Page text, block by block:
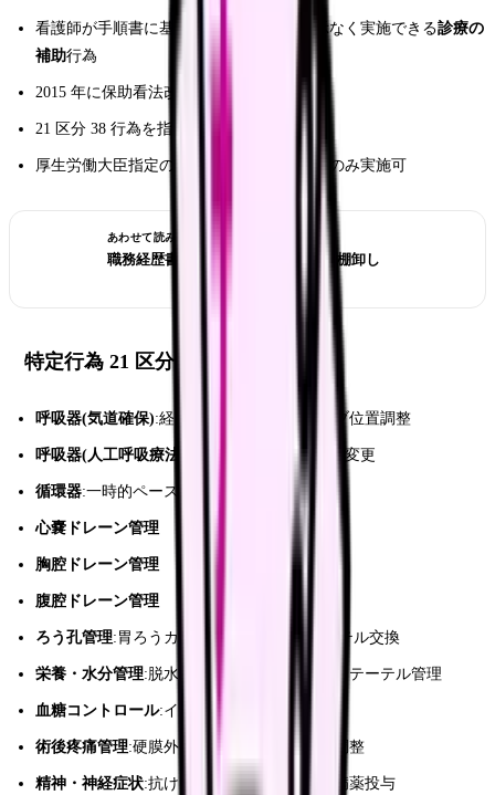
看護師が手順書に基づき、医師の直接指示なく実施できる診療の
補助行為
2015 年に保助看法改正で創設
21 区分 38 行為を指定
厚生労働大臣指定の研修を修了した看護師のみ実施可
あわせて読みたい
職務経歴書の作成｜看護師のスキル棚卸し
特定行為 21 区分 38 行為(主要)
呼吸器(気道確保):経口/経鼻気管挿管チューブ位置調整
呼吸器(人工呼吸療法) :侵襲的陽圧換気の設定変更
循環器:一時的ペースメーカー操作・管理
心嚢ドレーン管理
胸腔ドレーン管理
腹腔ドレーン管理
ろう孔管理:胃ろうカテーテル/腸ろうカテーテル交換
栄養・水分管理:脱水補正輸液量調整、栄養カテーテル管理
血糖コントロール:インスリン投与量調整
術後疼痛管理:硬膜外カテーテル薬剤投与量調整
精神・神経症状:抗けいれん剤投与、抗精神病薬投与